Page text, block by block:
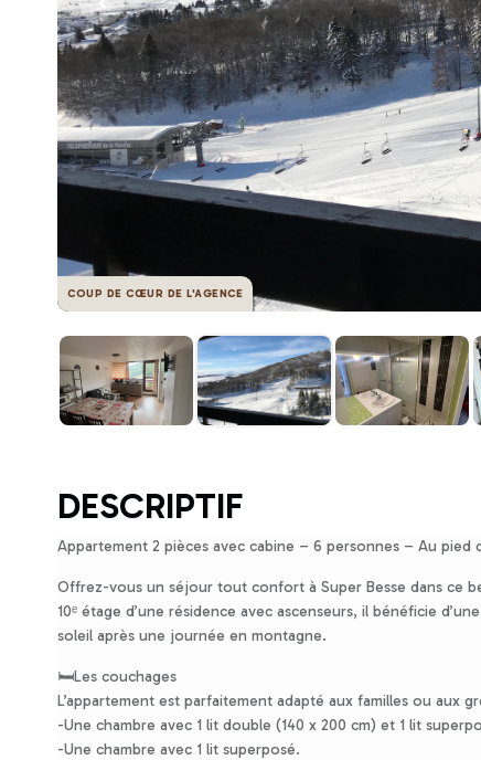
COUP DE CŒUR DE L'AGENCE
DESCRIPTIF
Appartement 2 pièces avec cabine – 6 personnes – Au pied
Offrez-vous un séjour tout confort à Super Besse dans ce
10ᵉ étage d’une résidence avec ascenseurs, il bénéficie
soleil après une journée en montagne.
🛏️Les couchages
L’appartement est parfaitement adapté aux familles ou aux
-Une chambre avec 1 lit double (140 x 200 cm) et 1 lit
-Une chambre avec 1 lit superposé.